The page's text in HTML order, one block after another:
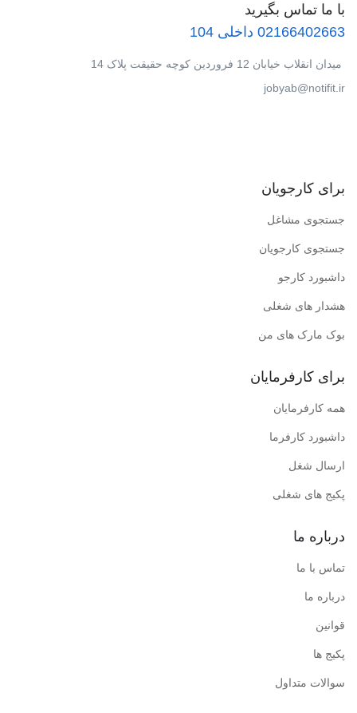
با ما تماس بگیرید
02166402663 داخلی 104
jobyab@notifit.ir
برای کارجویان
جستجوی مشاغل
جستجوی کارجویان
داشبورد کارجو
هشدار های شغلی
بوک مارک های من
برای کارفرمایان
همه کارفرمایان
داشبورد کارفرما
ارسال شغل
پکیج های شغلی
درباره ما
تماس با ما
درباره ما
قوانین
پکیج ها
سوالات متداول